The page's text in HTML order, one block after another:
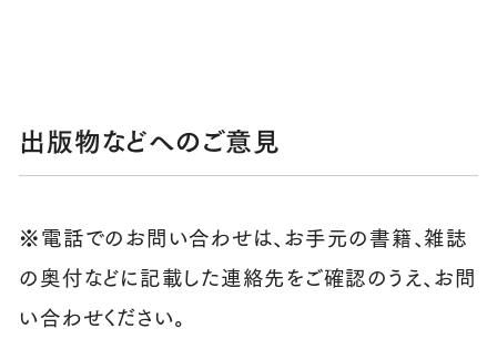
出版物などへのご意見
※電話でのお問い合わせは、お手元の書籍、雑誌
の奥付などに記載した連絡先をご確認のうえ、お問
い合わせください。